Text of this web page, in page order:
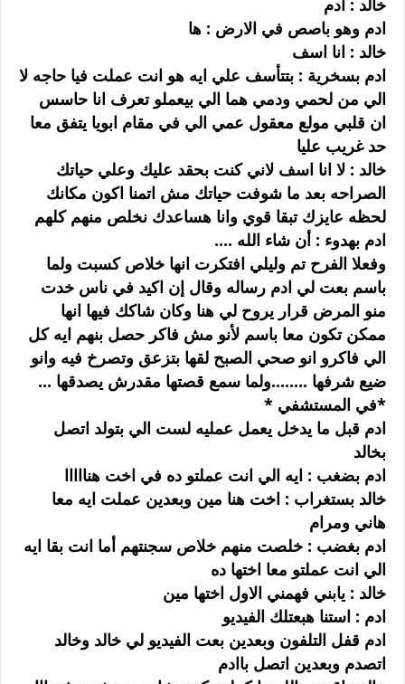
خالد : ادم
ادم وهو باصص في الارض : ها
خالد : انا اسف
ادم بسخرية : بتتأسف علي ايه هو انت عملت فيا حاجه لا
الي من لحمي ودمي هما الي بيعملو تعرف انا حاسس
ان قلبي مولع معقول عمي الي في مقام ابويا يتفق معا
حد غريب عليا
خالد : لا انا اسف لاني كنت بحقد عليك وعلي حياتك
الصراحه بعد ما شوفت حياتك مش اتمنا اكون مكانك
لحظه عايزك تبقا قوي وانا هساعدك نخلص منهم كلهم
ادم بهدوء : أن شاء الله ....
وفعلا الفرح تم وليلي افتكرت انها خلاص كسبت ولما
باسم بعت لي ادم رساله وقال إن اكيد في ناس خدت
منو المرض قرار يروح لي هنا وكان شاكك فيها انها
ممكن تكون معا باسم لأنو مش فاكر حصل بنهم ايه كل
الي فاكرو انو صحي الصبح لقها بتزعق وتصرخ فيه وانو
ضيع شرفها ........ولما سمع قصتها مقدرش يصدقها ...
*في المستشفي *
ادم قبل ما يدخل يعمل عمليه لست الي بتولد اتصل
بخالد
ادم بضغب : ايه الي انت عملتو ده في اخت هنااااا
خالد بستغراب : اخت هنا مين وبعدين عملت ايه معا
هاني ومرام
ادم بغضب : خلصت منهم خلاص سجنتهم أما انت بقا ايه
الي انت عملتو معا اختها ده
خالد : يابني فهمني الاول اختها مين
ادم : استنا هبعتلك الفيديو
ادم قفل التلفون وبعدين بعت الفيديو لي خالد وخالد
اتصدم وبعدين اتصل باادم